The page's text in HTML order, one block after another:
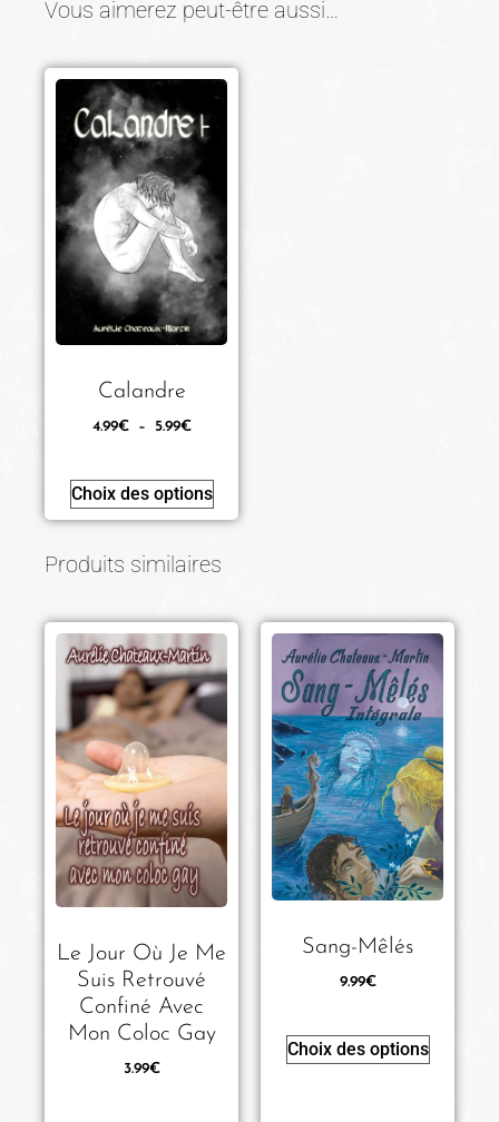
Vous aimerez peut-être aussi…
Calandre
4.99€ – 5.99€
Choix des options
Produits similaires
Le Jour Où Je Me
Suis Retrouvé
Confiné Avec
Mon Coloc Gay
3.99€
Sang-Mêlés
9.99€
Choix des options